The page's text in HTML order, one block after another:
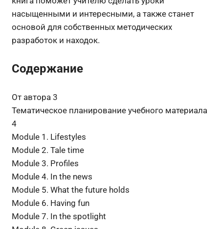
насыщенными и интересными, а также станет
основой для собственных методических
разработок и находок.
Содержание
От автора 3
Тематическое планирование учебного материала
4
Module 1. Lifestyles
Module 2. Tale time
Module 3. Profiles
Module 4. In the news
Module 5. What the future holds
Module 6. Having fun
Module 7. In the spotlight